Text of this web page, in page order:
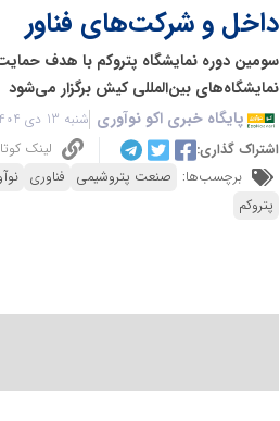
داخل و شرکت‌های فناور
نمایشگاه‌های بین‌المللی کیش برگزار می‌شود
پایگاه خبری اکو نوآوری شنبه 13 دی 1404 - 21:07
اشتراک گذاری:
لینک
برچسب‌ها: صنعت پتروشیمی فناوری
پتروکم